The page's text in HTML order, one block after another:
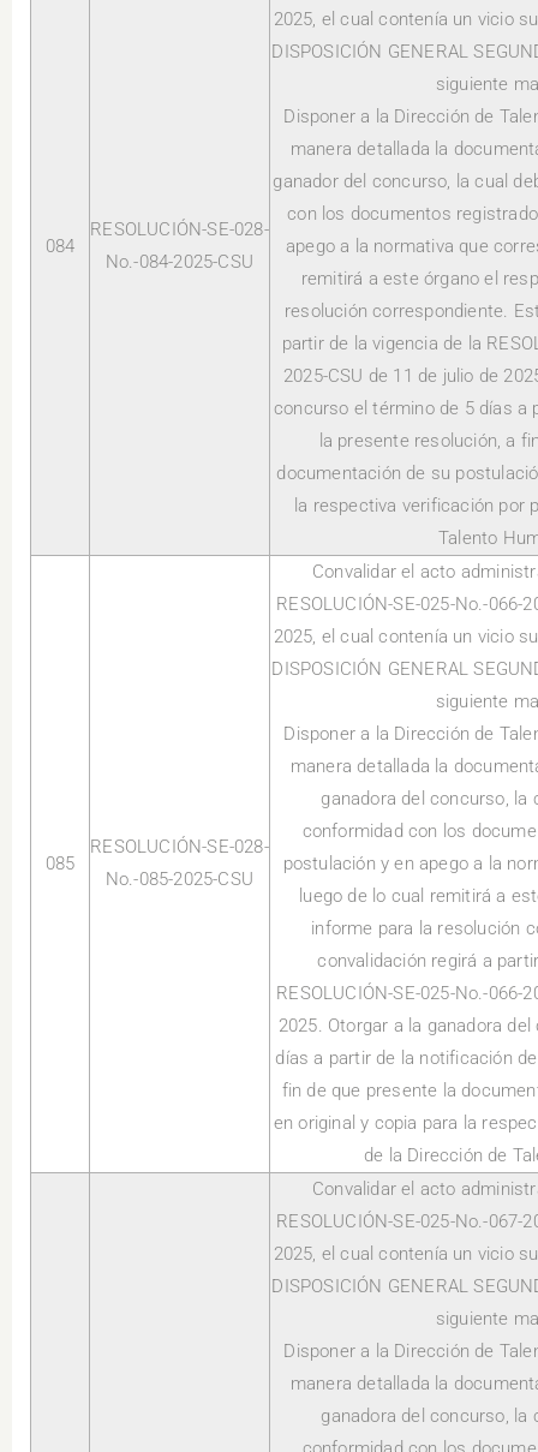
084
RESOLUCIÓN-SE-028-
No.-084-2025-CSU
2025, el cual contenía un vicio
DISPOSICIÓN GENERAL
siguiente
Disponer a la Dirección de
manera detallada la
ganador del concurso, la cual
con los documentos
apego a la normativa que
remitirá a este órgano el
resolución correspondiente.
partir de la vigencia de la
2025-CSU de 11 de julio de
concurso el término de 5 días a
la presente resolución, a
documentación de su
la respectiva verificación por
Talento
085
RESOLUCIÓN-SE-028-
No.-085-2025-CSU
Convalidar el acto
RESOLUCIÓN-SE-025-No.-066-
2025, el cual contenía un vicio
DISPOSICIÓN GENERAL
siguiente
Disponer a la Dirección de
manera detallada la
ganadora del concurso, la
conformidad con los
postulación y en apego a la
luego de lo cual remitirá a
informe para la resolución
convalidación regirá a
RESOLUCIÓN-SE-025-No.-066-
2025. Otorgar a la ganadora
días a partir de la notificación
fin de que presente la
en original y copia para la
de la Dirección de
Convalidar el acto
RESOLUCIÓN-SE-025-No.-067-
2025, el cual contenía un vicio
DISPOSICIÓN GENERAL
siguiente
Disponer a la Dirección de
manera detallada la
ganadora del concurso, la